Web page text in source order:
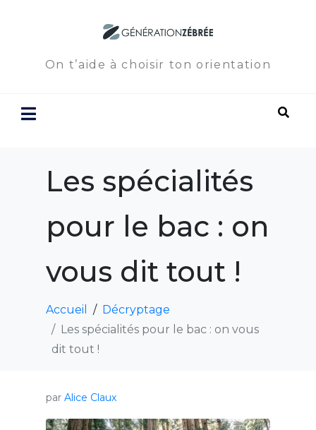
On t’aide à choisir ton orientation
Les spécialités
pour le bac : on
vous dit tout !
Accueil
Décryptage
Les spécialités pour le bac : on vous
dit tout !
par Alice Claux